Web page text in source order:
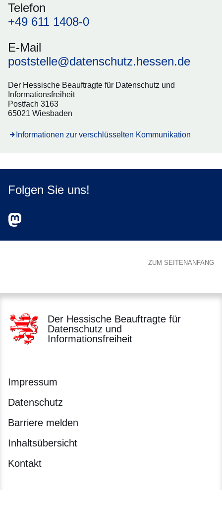
Telefon
+49 611 1408-0
E-Mail
poststelle@datenschutz.hessen.de
Der Hessische Beauftragte für Datenschutz und
Informationsfreiheit
Postfach 3163
65021 Wiesbaden
Informationen zur verschlüsselten Kommunikation
Folgen Sie uns!
Zum Mastodon-Account des HBDI
Öffnet sich in einem neuen Fenster
ZUM SEITENANFANG
Der Hessische Beauftragte für
Datenschutz und
Informationsfreiheit
Impressum
Datenschutz
Barriere melden
Inhaltsübersicht
Kontakt